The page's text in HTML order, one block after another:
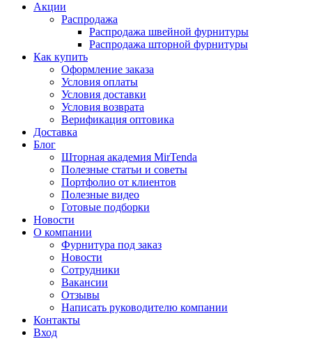
Акции
Распродажа
Распродажа швейной фурнитуры
Распродажа шторной фурнитуры
Как купить
Оформление заказа
Условия оплаты
Условия доставки
Условия возврата
Верификация оптовика
Доставка
Блог
Шторная академия MirTenda
Полезные статьи и советы
Портфолио от клиентов
Полезные видео
Готовые подборки
Новости
О компании
Фурнитура под заказ
Новости
Сотрудники
Вакансии
Отзывы
Написать руководителю компании
Контакты
Вход